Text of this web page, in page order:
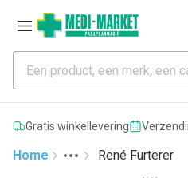
Gratis winkellevering
Home
More
Toggle menu
René Furterer